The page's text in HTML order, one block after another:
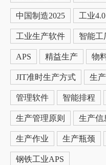
中国制造2025 工业4.0
工业生产软件 智能工
APS 精益生产 物
JIT准时生产方式 生
管理软件 智能排程
生产管理原则 生产信
生产作业 生产瓶颈
钢铁工业APS